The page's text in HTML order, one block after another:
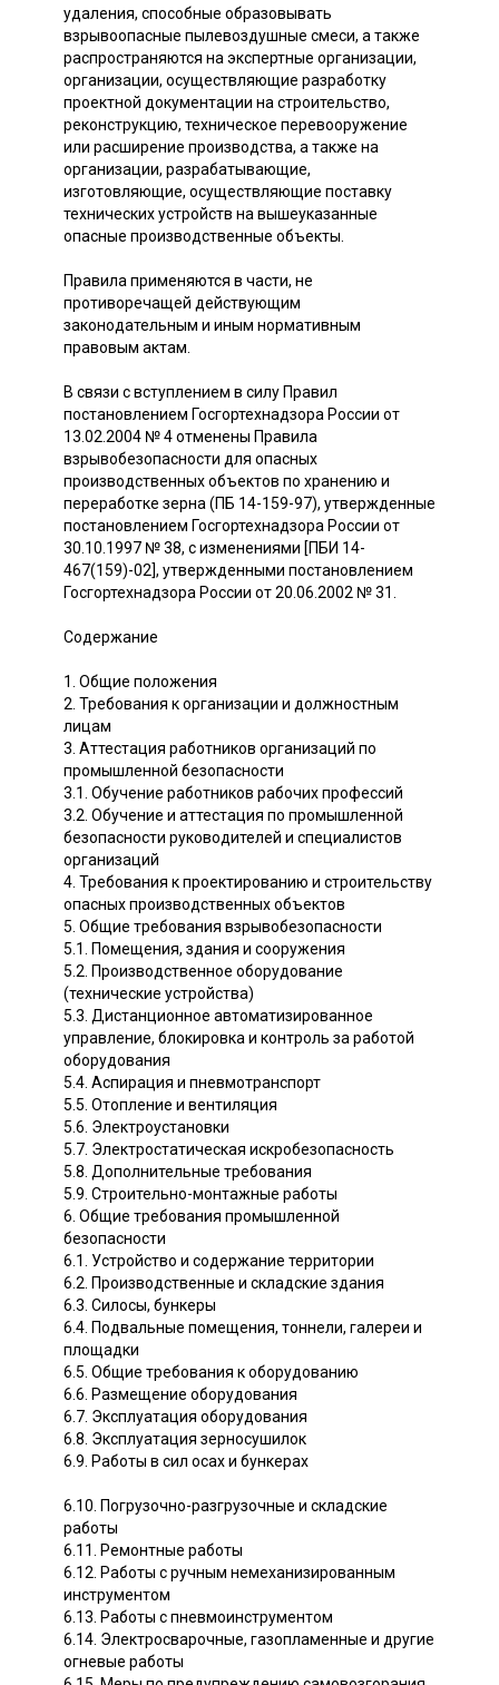
удаления, способные образовывать
взрывоопасные пылевоздушные смеси, а также
распространяются на экспертные организации,
организации, осуществляющие разработку
проектной документации на строительство,
реконструкцию, техническое перевооружение
или расширение производства, а также на
организации, разрабатывающие,
изготовляющие, осуществляющие поставку
технических устройств на вышеуказанные
опасные производственные объекты.
Правила применяются в части, не
противоречащей действующим
законодательным и иным нормативным
правовым актам.
В связи с вступлением в силу Правил
постановлением Госгортехнадзора России от
13.02.2004 № 4 отменены Правила
взрывобезопасности для опасных
производственных объектов по хранению и
переработке зерна (ПБ 14-159-97), утвержденные
постановлением Госгортехнадзора России от
30.10.1997 № 38, с изменениями [ПБИ 14-
467(159)-02], утвержденными постановлением
Госгортехнадзора России от 20.06.2002 № 31.
Содержание
1. Общие положения
2. Требования к организации и должностным
лицам
3. Аттестация работников организаций по
промышленной безопасности
3.1. Обучение работников рабочих профессий
3.2. Обучение и аттестация по промышленной
безопасности руководителей и специалистов
организаций
4. Требования к проектированию и строительству
опасных производственных объектов
5. Общие требования взрывобезопасности
5.1. Помещения, здания и сооружения
5.2. Производственное оборудование
(технические устройства)
5.3. Дистанционное автоматизированное
управление, блокировка и контроль за работой
оборудования
5.4. Аспирация и пневмотранспорт
5.5. Отопление и вентиляция
5.6. Электроустановки
5.7. Электростатическая искробезопасность
5.8. Дополнительные требования
5.9. Строительно-монтажные работы
6. Общие требования промышленной
безопасности
6.1. Устройство и содержание территории
6.2. Производственные и складские здания
6.3. Силосы, бункеры
6.4. Подвальные помещения, тоннели, галереи и
площадки
6.5. Общие требования к оборудованию
6.6. Размещение оборудования
6.7. Эксплуатация оборудования
6.8. Эксплуатация зерносушилок
6.9. Работы в сил осах и бункерах
6.10. Погрузочно-разгрузочные и складские
работы
6.11. Ремонтные работы
6.12. Работы с ручным немеханизированным
инструментом
6.13. Работы с пневмоинструментом
6.14. Электросварочные, газопламенные и другие
огневые работы